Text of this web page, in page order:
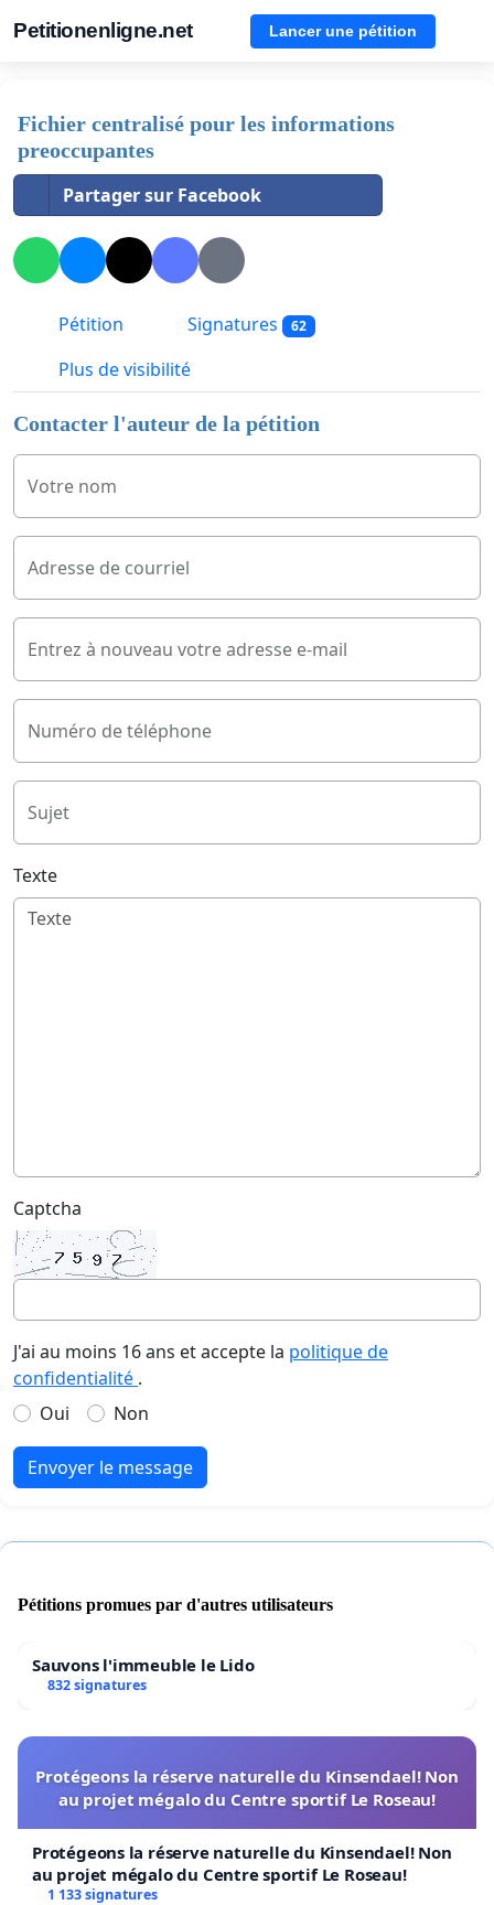
Petitionenligne.net Lancer une pétition
Fichier centralisé pour les informations
preoccupantes
Partager sur Facebook
Pétition Signatures 62
Plus de visibilité
Contacter l'auteur de la pétition
Votre nom
Adresse de courriel
Entrez à nouveau votre adresse e-mail
Numéro de téléphone
Sujet
Texte
Captcha
J'ai au moins 16 ans et accepte la politique de
confidentialité .
Oui
Non
Envoyer le message
Pétitions promues par d'autres utilisateurs
Sauvons l'immeuble le Lido
832 signatures
Protégeons la réserve naturelle du Kinsendael! Non
au projet mégalo du Centre sportif Le Roseau!
Protégeons la réserve naturelle du Kinsendael! Non
au projet mégalo du Centre sportif Le Roseau!
1 133 signatures